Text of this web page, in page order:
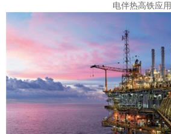
电伴热高铁应用